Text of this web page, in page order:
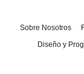
Sobre Nosotros
Diseño y